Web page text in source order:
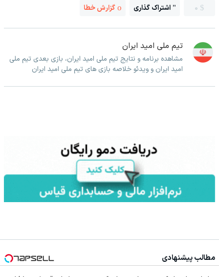
0 اشتراک گذاری گزارش خطا
تیم ملی امید ایران
مشاهده برنامه و نتایج تیم ملی امید ایران، بازی بعدی تیم ملی
امید ایران و ویدئو خلاصه بازی های تیم ملی امید ایران
مطالب پیشنهادی